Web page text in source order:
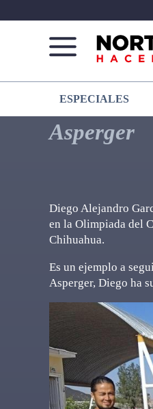
Norte
De
Más
que
noticias,
hacemos
ESPECIALES
Asperger
Diego Alejandro
en la Olimpiada del
Chihuahua.
Es un ejemplo a
Asperger, Diego ha